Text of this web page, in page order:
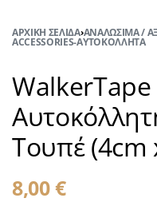
ΑΡΧΙΚΉ ΣΕΛΊΔΑ›ΑΝΑΛΏΣΙΜΑ /
ACCESSORIES-ΑΥΤΟΚΌΛΛΗΤΑ
WalkerTape
Τουπέ (4cm
8,00€